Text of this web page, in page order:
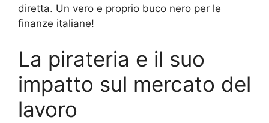
diretta. Un vero e proprio buco nero per le
finanze italiane!
La pirateria e il suo
impatto sul mercato del
lavoro